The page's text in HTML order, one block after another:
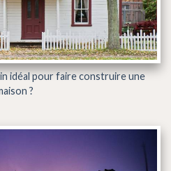
idéal pour faire construire une
?